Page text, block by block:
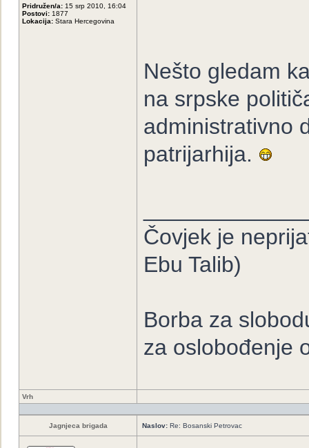
Pridružen/a: 15 srp 2010, 16:04
Postovi: 1877
Lokacija: Stara Hercegovina
Nešto gledam
na srpske
administrativno
patrijarhija.
Čovjek je
Ebu Talib)
Borba za
za oslobođenje
Vrh
Jagnjeca brigada Naslov: Re: Bosanski Petrovac